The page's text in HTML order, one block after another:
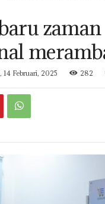
14 Februari, 2025 282